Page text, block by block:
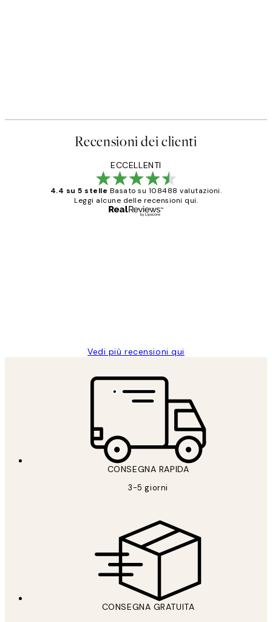
Recensioni dei clienti
ECCELLENTI
4.4 su 5 stelle Basato su 108488 valutazioni.
Leggi alcune delle recensioni qui.
Vedi più recensioni qui
CONSEGNA RAPIDA
3-5 giorni
CONSEGNA GRATUITA